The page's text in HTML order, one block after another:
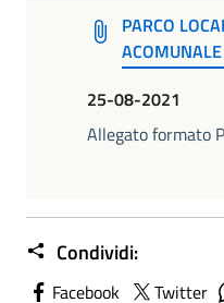
PARCO
ACOMUNALE
25-08-2021
Allegato formato
Condividi:
Facebook Twitter